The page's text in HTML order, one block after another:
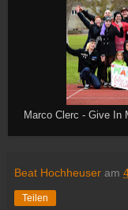
Marco Clerc - Give In
Beat Hochheuser am
Teilen